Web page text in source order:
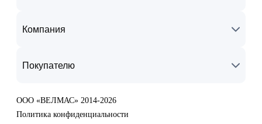
Компания
Покупателю
ООО «ВЕЛМАС» 2014-2026
Политика конфиденциальности